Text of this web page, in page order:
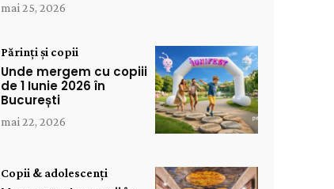
mai 25, 2026
Părinți și copii
Unde mergem cu copiii
de 1 Iunie 2026 în
București
mai 22, 2026
Copii & adolescenți